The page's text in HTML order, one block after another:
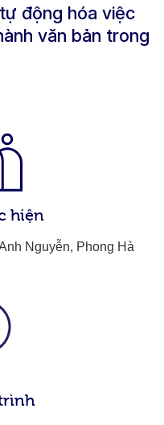
động hóa việc
văn bản trong
hiện
Nguyễn, Phong Hà